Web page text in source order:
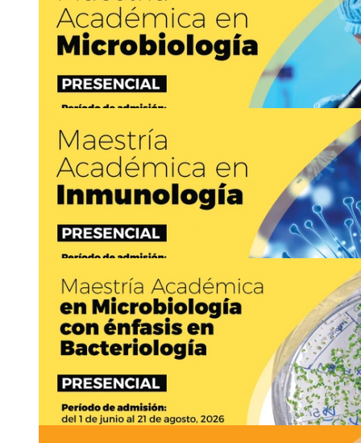
JUN
Hasta21AGO
Ingreso a posgrado: Ingreso a la Maestría
Asistencia:presencial
digitalppjjjnmpqci.sep @ucrxxfe.ac.cr